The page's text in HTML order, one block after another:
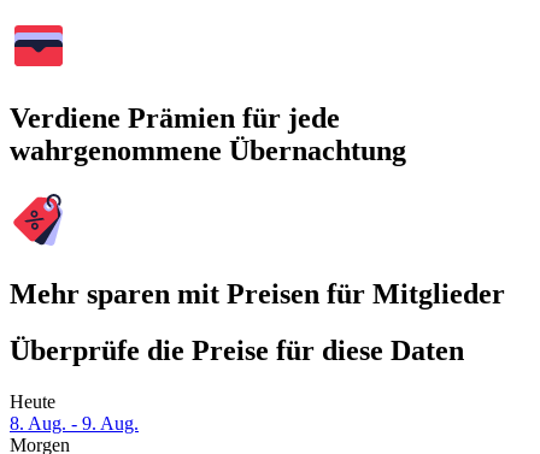
Verdiene Prämien für jede
wahrgenommene Übernachtung
Mehr sparen mit Preisen für Mitglieder
Überprüfe die Preise für diese Daten
Heute
8. Aug. - 9. Aug.
Morgen